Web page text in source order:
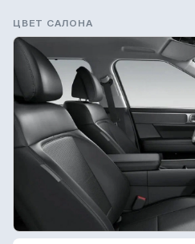
ЦВЕТ САЛОНА